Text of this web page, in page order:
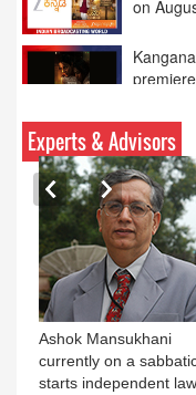
XIIth
Calcutta
content
Experts & Advisors
Ashok Mansukhani
currently on a
starts independent